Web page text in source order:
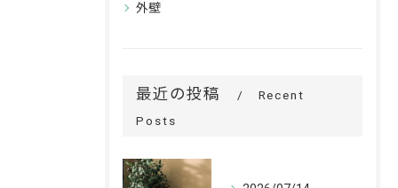
外壁
最近の投稿
Recent
Posts